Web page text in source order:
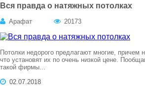
Вся правда о натяжных потолках
Арафат 20173
Потолки недорого предлагают многие, причем
что установят их по очень низкой цене.
такой фирмы...
02.07.2018